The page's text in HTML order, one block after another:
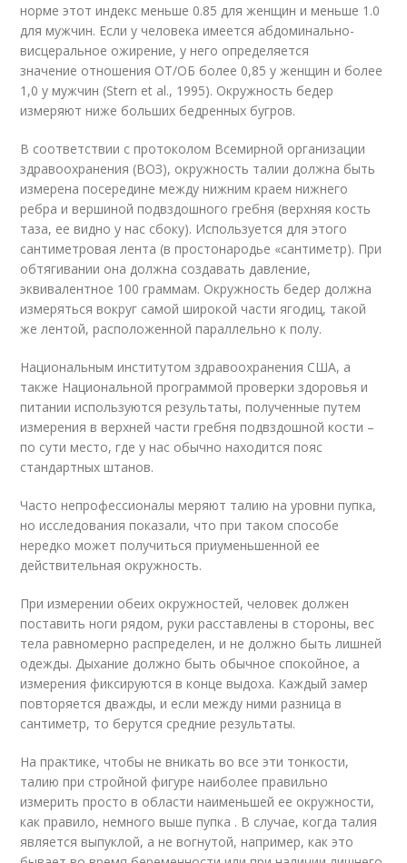
норме этот индекс меньше 0.85 для женщин и меньше 1.0
для мужчин. Если у человека имеется абдоминально-
висцеральное ожирение, у него определяется
значение отношения ОТ/ОБ более 0,85 у женщин и более
1,0 у мужчин (Stern et al., 1995). Окружность бедер
измеряют ниже больших бедренных бугров.
В соответствии с протоколом Всемирной организации
здравоохранения (ВОЗ), окружность талии должна быть
измерена посередине между нижним краем нижнего
ребра и вершиной подвздошного гребня (верхняя кость
таза, ее видно у нас сбоку). Используется для этого
сантиметровая лента (в простонародье «сантиметр). При
обтягивании она должна создавать давление,
эквивалентное 100 граммам. Окружность бедер должна
измеряться вокруг самой широкой части ягодиц, такой
же лентой, расположенной параллельно к полу.
Национальным институтом здравоохранения США, а
также Национальной программой проверки здоровья и
питании используются результаты, полученные путем
измерения в верхней части гребня подвздошной кости –
по сути место, где у нас обычно находится пояс
стандартных штанов.
Часто непрофессионалы меряют талию на уровни пупка,
но исследования показали, что при таком способе
нередко может получиться приуменьшенной ее
действительная окружность.
При измерении обеих окружностей, человек должен
поставить ноги рядом, руки расставлены в стороны, вес
тела равномерно распределен, и не должно быть лишней
одежды. Дыхание должно быть обычное спокойное, а
измерения фиксируются в конце выдоха. Каждый замер
повторяется дважды, и если между ними разница в
сантиметр, то берутся средние результаты.
На практике, чтобы не вникать во все эти тонкости,
талию при стройной фигуре наиболее правильно
измерить просто в области наименьшей ее окружности,
как правило, немного выше пупка . В случае, когда талия
является выпуклой, а не вогнутой, например, как это